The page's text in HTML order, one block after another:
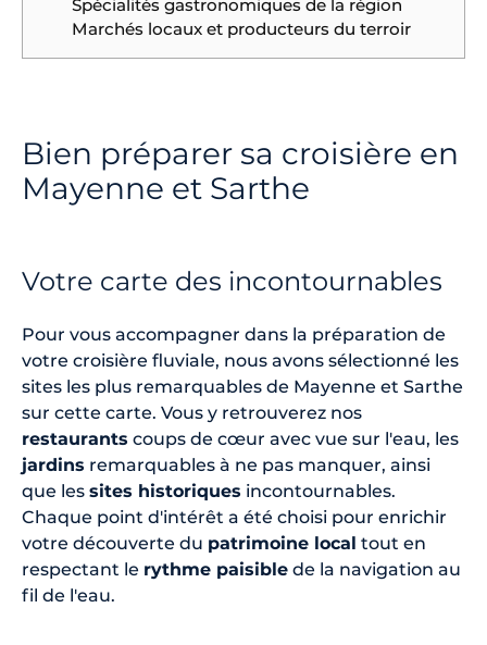
Spécialités gastronomiques de la région
Marchés locaux et producteurs du terroir
Bien préparer sa croisière en
Mayenne et Sarthe
Votre carte des incontournables
Pour vous accompagner dans la préparation de
votre croisière fluviale, nous avons sélectionné les
sites les plus remarquables de Mayenne et Sarthe
sur cette carte. Vous y retrouverez nos
restaurants coups de cœur avec vue sur l'eau, les
jardins remarquables à ne pas manquer, ainsi
que les sites historiques incontournables.
Chaque point d'intérêt a été choisi pour enrichir
votre découverte du patrimoine local tout en
respectant le rythme paisible de la navigation au
fil de l'eau.